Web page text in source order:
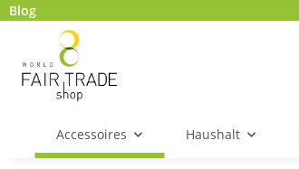
Blog
Accessoires Haushalt